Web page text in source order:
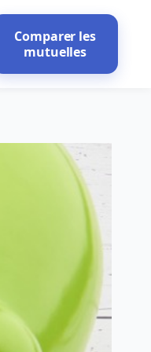
Comparer les
mutuelles